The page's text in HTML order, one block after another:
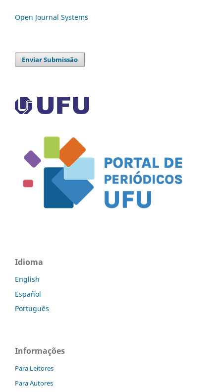
Open Journal Systems
Enviar Submissão
Idioma
English
Español
Português
Informações
Para Leitores
Para Autores